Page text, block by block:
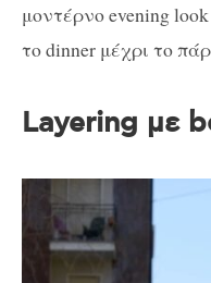
μοντέρνο evening
το dinner μέχρι το
Layering με